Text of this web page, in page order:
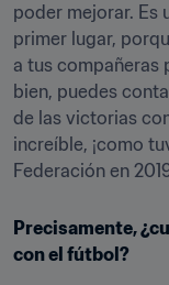
poder mejorar. Es
primer lugar,
a tus compañeras
bien, puedes
de las victorias
increíble, ¡como
Federación en
Precisamente,
con el fútbol?